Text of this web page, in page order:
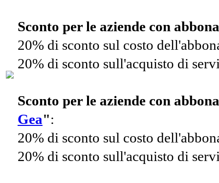
Sconto per le aziende con
20% di sconto sul costo
20% di sconto sull'acquisto di
Sconto per le aziende con
Gea":
20% di sconto sul costo
20% di sconto sull'acquisto di